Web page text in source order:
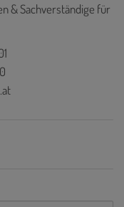
& Sachverständige für